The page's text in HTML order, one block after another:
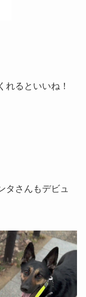
れるといいね！
タさんもデビュ